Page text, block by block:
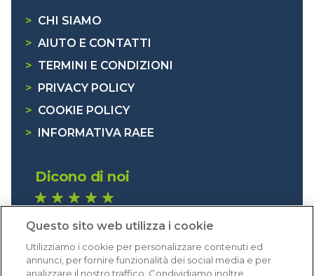
> CHI SIAMO
> AIUTO E CONTATTI
> TERMINI E CONDIZIONI
>
PRIVACY POLICY
> COOKIE POLICY
>
INFORMATIVA RAEE
Dicono di noi
Eccellente (4,8)
Acquisti verificati
Questo sito web utilizza i cookie
Utilizziamo i cookie per personalizzare contenuti ed
annunci, per fornire funzionalità dei social media e per
analizzare il nostro traffico. Condividiamo inoltre